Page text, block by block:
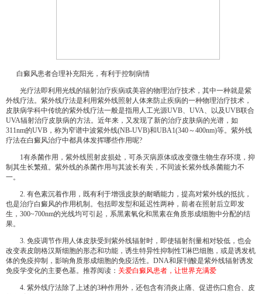
白癜风患者合理补充阳光，有利于控制病情
光疗法即利用光线的辐射治疗疾病或美容的物理治疗技术，其中一种就是紫
外线疗法。紫外线疗法是利用紫外线照射人体来防止疾病的一种物理治疗技术，
皮肤病学科中传统的紫外线疗法一般是指用人工光源UVB、UVA、以及UVB联合
UVA辐射治疗皮肤病的方法。近年来，又发现了新的治疗皮肤病的光谱，如
311nm的UVB，称为窄谱中波紫外线(NB-UVB)和UBA1(340～400nm)等。紫外线
疗法在白癜风治疗中都具体发挥哪些作用呢?
1有杀菌作用，紫外线照射皮损处，可杀灭病原体或改变微生物生存环境，抑
制其生长繁殖。紫外线的杀菌作用与其波长有关，不同波长紫外线杀菌能力不
一。
2. 有色素沉着作用，既有利于增强皮肤的耐晒能力，提高对紫外线的抵抗，
也是治疗白癜风的作用机制。包括即发型和延迟性两种，前者在照射后立即发
生，300~700nm的光线均可引起，系黑素氧化和黑素在角质形成细胞中分配的结
果。
3. 免疫调节作用人体皮肤受到紫外线辐射时，即使辐射剂量相对较低，也会
改变表皮朗格汉斯细胞的形态和功能，诱生特异性抑制性T淋巴细胞，或是诱发机
体的免疫抑制，影响角质形成细胞的免疫活性。DNA和尿刊酸是紫外线辐射诱发
免疫学变化的主要色基。推荐阅读： 关爱白癜风患者，让世界充满爱
4. 紫外线疗法除了上述的3种作用外，还包含有消炎止痛、促进伤口愈合、皮